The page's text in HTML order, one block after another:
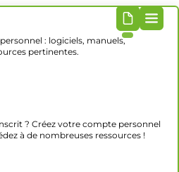
: logiciels, manuels,
pertinentes.
? Créez votre compte personnel
à de nombreuses ressources !
14 / GMS